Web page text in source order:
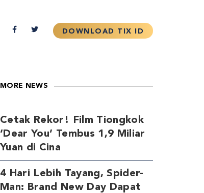
MORE NEWS
Cetak Rekor! Film Tiongkok
‘Dear You’ Tembus 1,9 Miliar
Yuan di Cina
4 Hari Lebih Tayang, Spider-
Man: Brand New Day Dapat